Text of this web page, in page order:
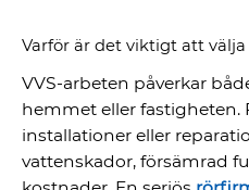
Varför är det viktigt att
VVS-arbeten påverkar
hemmet eller fastigheten.
installationer eller
vattenskador, försämrad